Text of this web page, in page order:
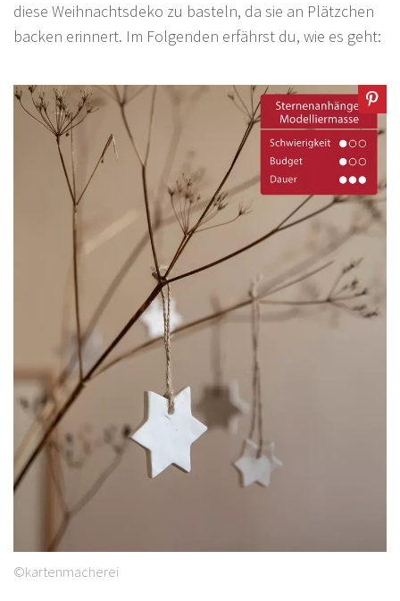
diese Weihnachtsdeko zu basteln, da sie an Plätzchen
backen erinnert. Im Folgenden erfährst du, wie es geht:
©kartenmacherei